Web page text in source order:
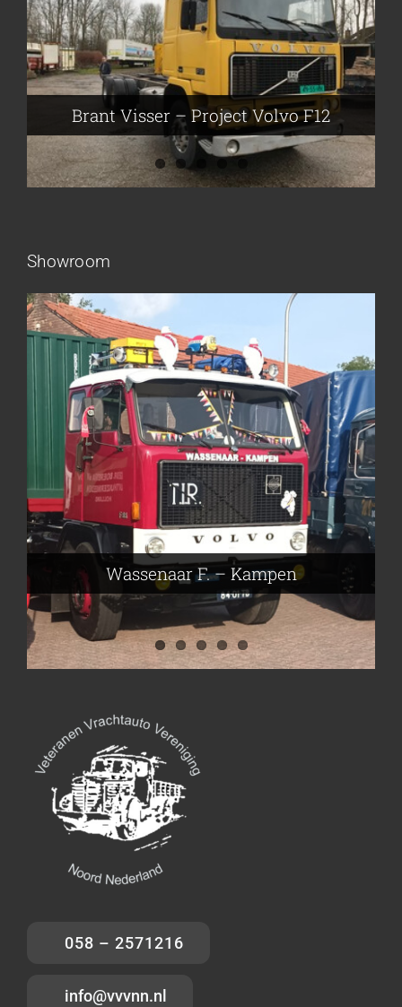
Brant Visser – Project Volvo F12
Flikkema – Spijk
Brant Visser – Project Volvo F88
Auke van der Kooi – Projekt Scania
John Moesker – Project Bedford
Showroom
Wassenaar F. – Kampen
Nijmeier Erwin – Smilde
Frieling Koos – Klazienaveen
Hartog den Richard – Borculo
Leeuwen van Joop – Leek
058 – 2571216
info@vvvnn.nl